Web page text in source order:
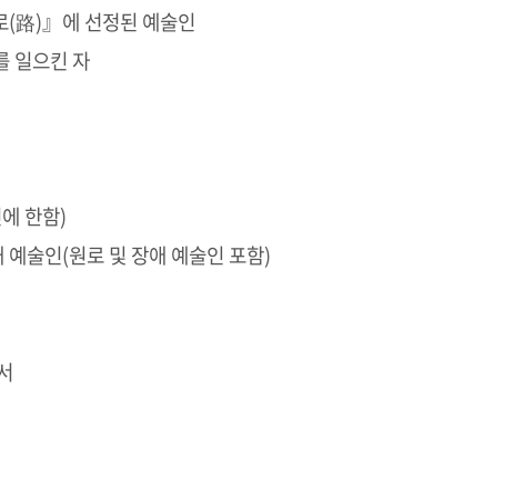
路)』에 선정된 예술인
일으킨 자
한함)
술인(원로 및 장애 예술인 포함)